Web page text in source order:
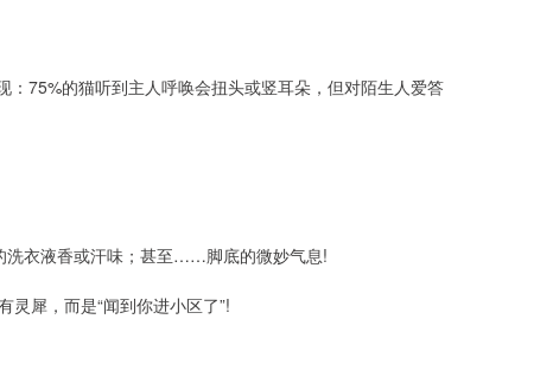
75%的猫听到主人呼唤会扭头或竖耳朵，但对陌生人爱答
洗衣液香或汗味；甚至……脚底的微妙气息!
犀，而是“闻到你进小区了”!